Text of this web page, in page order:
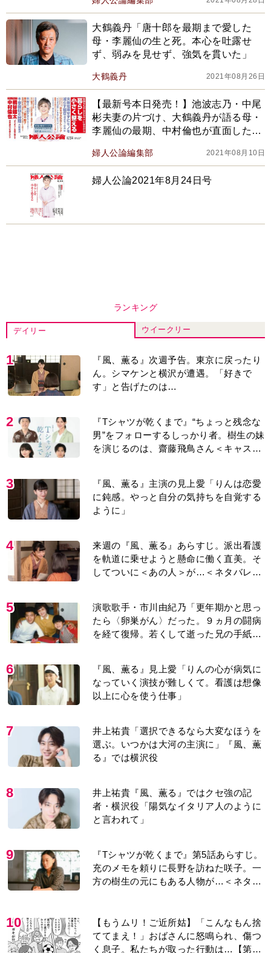
大鶴義丹「唐十郎を最期まで愛した
母・李麗仙の生と死。本心を吐露せ
ず、弱みを見せず、強気を貫いた」
大鶴義丹 2021年08月26日
【最新号本日発売！】池波志乃・中尾
彬夫妻の片づけ、大鶴義丹が語る母・
李麗仙の最期、中村倫也が直面した
婦人公論編集部 2021年08月10日
婦人公論2021年8月24日号
1
『風、薫る』次週予告。東京に戻ったり
す」と告げたのは…
2
『Tシャツが乾くまで』“ちょっと残念な
を演じるのは、齋藤飛鳥さん＜キャスト
紹介＞
『風、薫る』主演の見上愛「りんは恋愛
ように」
4
来週の『風、薫る』あらすじ。派出看護
してついに＜あの人＞が…＜ネタバレあ
り＞
5
演歌歌手・市川由紀乃「更年期かと思っ
を経て復帰。若くして逝った兄の手紙を
今も支えに」【2026上半期BEST】
6
『風、薫る』見上愛「りんの心が病気に
以上に心を使う仕事」
7
井上祐貴「選択できるなら大変なほうを
る』では横沢役
8
井上祐貴『風、薫る』ではクセ強の記
と言われて」
9
『Tシャツが乾くまで』第5話あらすじ。
方の樹生の元にもある人物が…＜ネタバ
レあり＞
10
く息子。私たちが取った行動は…【第3
話】
もっと見る